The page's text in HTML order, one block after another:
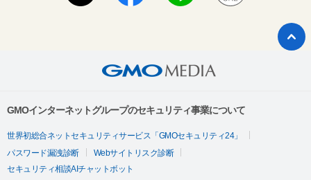
GMOインターネットグループのセキュリティ事業について
世界初総合ネットセキュリティサービス「GMOセキュリティ24」
パスワード漏洩診断
Webサイトリスク診断
セキュリティ相談AIチャットボット